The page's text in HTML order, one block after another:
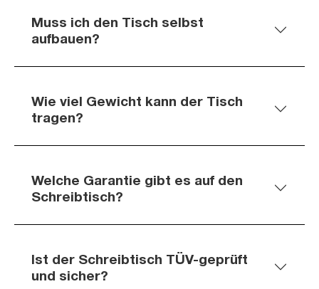
Muss ich den Tisch selbst
aufbauen?
Wie viel Gewicht kann der Tisch
tragen?
Welche Garantie gibt es auf den
Schreibtisch?
Ist der Schreibtisch TÜV-geprüft
und sicher?